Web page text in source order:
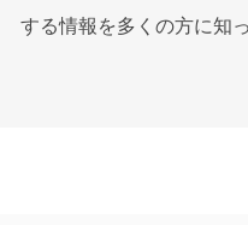
する情報を多くの方に知